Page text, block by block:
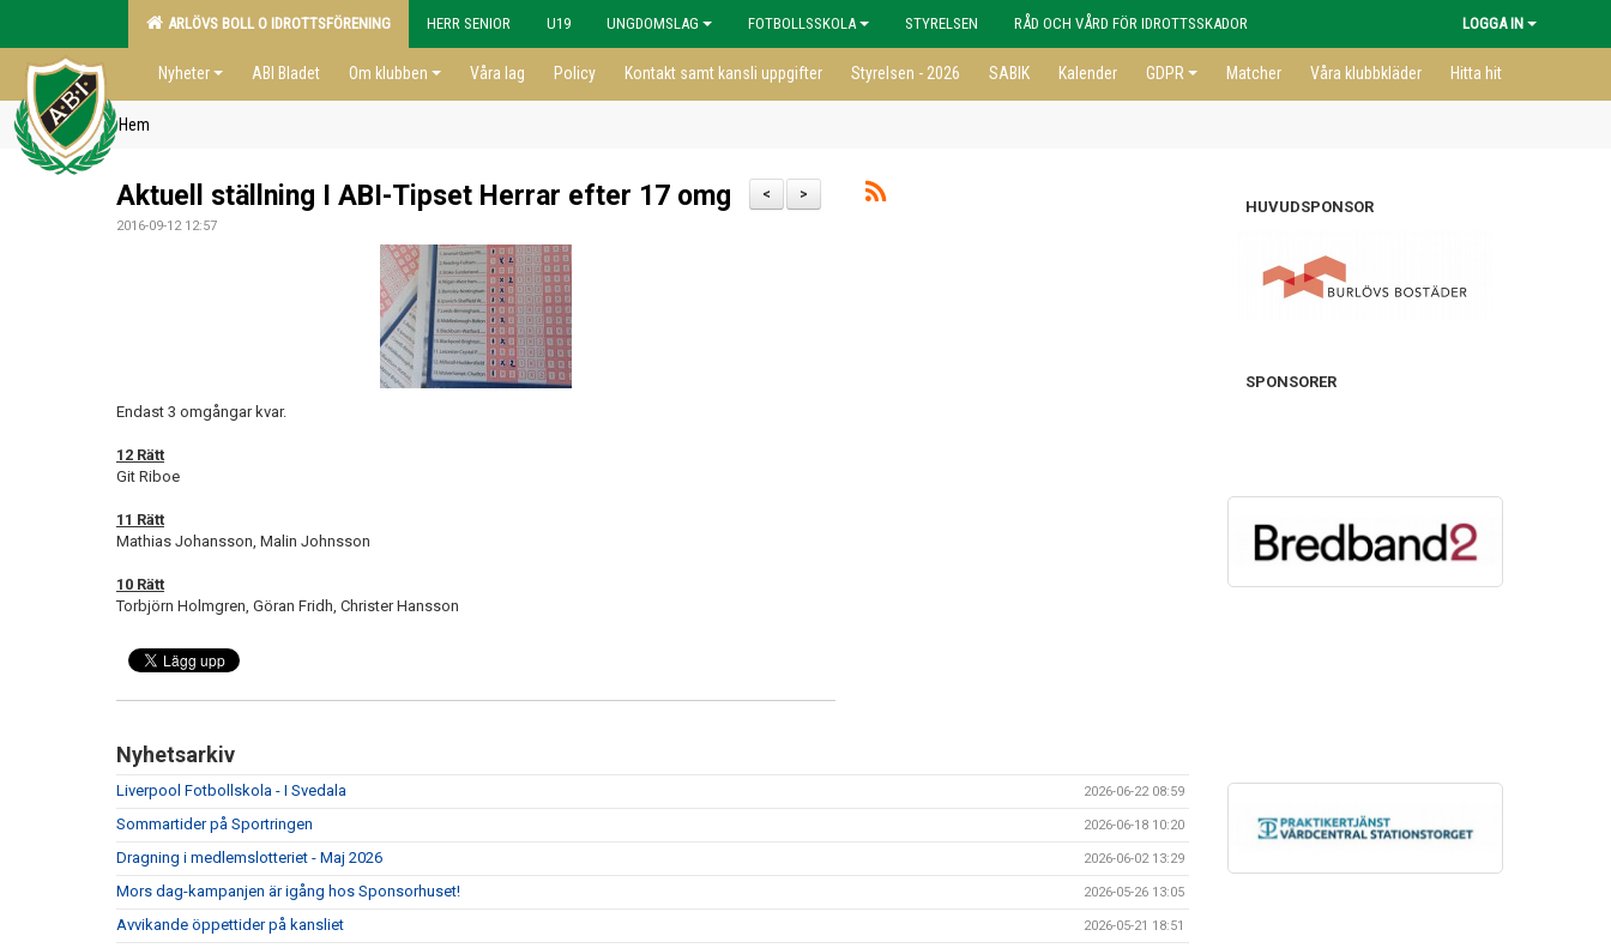
ARLÖVS BOLL O IDROTTSFÖRENING HERR SENIOR U19 UNGDOMSLAG FOTBOLLSSKOLA STYRELSEN RÅD OCH VÅRD FÖR IDROTTSSKADOR LOGGA IN
Nyheter ABI Bladet Om klubben Våra lag Policy Kontakt samt kansli uppgifter Styrelsen - 2026 SABIK Kalender GDPR Matcher Våra klubbkläder Hitta hit
Hem
>
<
Aktuell ställning I ABI-Tipset Herrar efter 17 omg
2016-09-12 12:57
Endast 3 omgångar kvar.
12 Rätt
Git Riboe
11 Rätt
Mathias Johansson, Malin Johnsson
10 Rätt
Torbjörn Holmgren, Göran Fridh, Christer Hansson
Nyhetsarkiv
Liverpool Fotbollskola - I Svedala 2026-06-22 08:59
Sommartider på Sportringen 2026-06-18 10:20
Dragning i medlemslotteriet - Maj 2026 2026-06-02 13:29
Mors dag-kampanjen är igång hos Sponsorhuset! 2026-05-26 13:05
Avvikande öppettider på kansliet 2026-05-21 18:51
HUVUDSPONSOR
SPONSORER